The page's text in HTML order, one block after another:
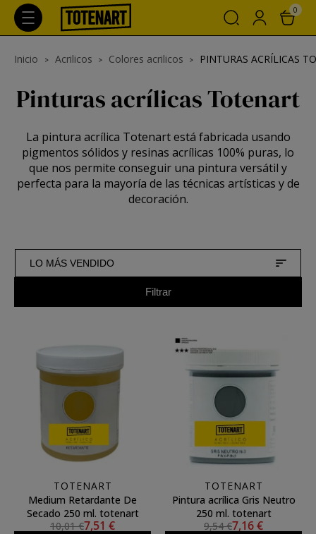
0
Inicio Acrilicos Colores acrilicos PINTURAS ACRÍLICAS
Pinturas acrílicas Totenart
La pintura acrílica Totenart está fabricada usando
pigmentos sólidos y resinas acrílicas 100% puras, lo
que nos permite conseguir una pintura versátil y
perfecta para la mayoría de las técnicas artísticas y de
decoración.
LO MÁS VENDIDO
Filtrar
TOTENART
Medium Retardante De
Secado 250 ml. totenart
10,01 €7,51 €
TOTENART
Pintura acrílica Gris Neutro
250 ml. totenart
9,54 €7,16 €